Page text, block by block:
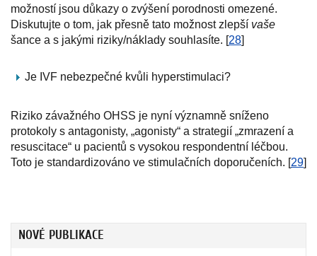
možností jsou důkazy o zvýšení porodnosti omezené.
Diskutujte o tom, jak přesně tato možnost zlepší vaše
šance a s jakými riziky/náklady souhlasíte. [28]
Je IVF nebezpečné kvůli hyperstimulaci?
Riziko závažného OHSS je nyní významně sníženo
protokoly s antagonisty, „agonisty“ a strategií „zmrazení a
resuscitace“ u pacientů s vysokou respondentní léčbou.
Toto je standardizováno ve stimulačních doporučeních. [29]
NOVÉ PUBLIKACE